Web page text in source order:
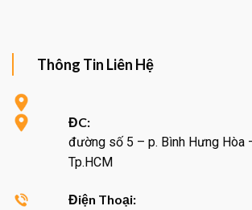
Thông Tin Liên Hệ
ĐC:
đường số 5 – p. Bình Hưng Hòa
Tp.HCM
Điện Thoại: